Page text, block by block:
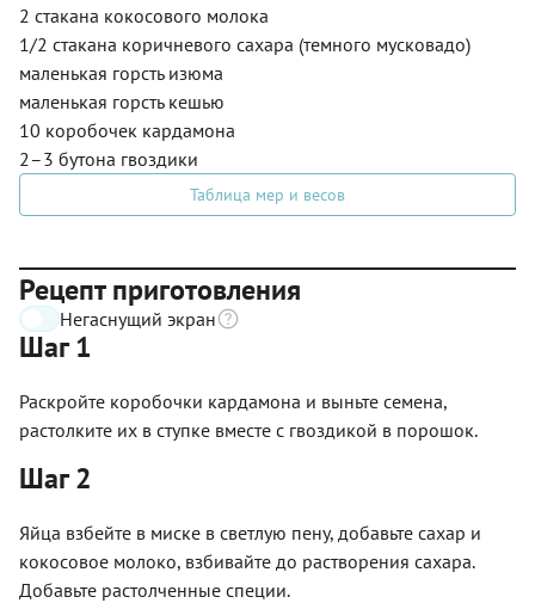
2 стакана кокосового молока
1/2 стакана коричневого сахара (темного мусковадо)
маленькая горсть изюма
маленькая горсть кешью
10 коробочек кардамона
2–3 бутона гвоздики
Таблица мер и весов
Рецепт приготовления
Негаснущий экран
Шаг 1
Раскройте коробочки кардамона и выньте семена,
растолките их в ступке вместе с гвоздикой в порошок.
Шаг 2
Яйца взбейте в миске в светлую пену, добавьте сахар и
кокосовое молоко, взбивайте до растворения сахара.
Добавьте растолченные специи.